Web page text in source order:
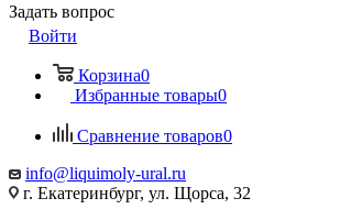
Задать вопрос
Войти
Корзина0
Избранные товары0
Сравнение товаров0
info@liquimoly-ural.ru
г. Екатеринбург, ул. Щорса, 32